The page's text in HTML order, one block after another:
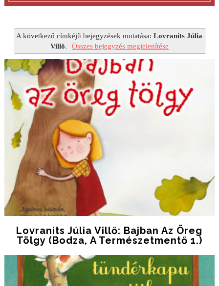
A következő címkéjű bejegyzések mutatása:Lovranits Júlia
Villő. Összes bejegyzés megjelenítése
Lovranits Júlia Villő: Bajban ​az Öreg
Tölgy (Bodza, A Természetmentő 1.)